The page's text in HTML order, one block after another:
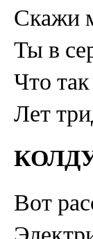
Скажи
Ты в
Что
Лет
Вот